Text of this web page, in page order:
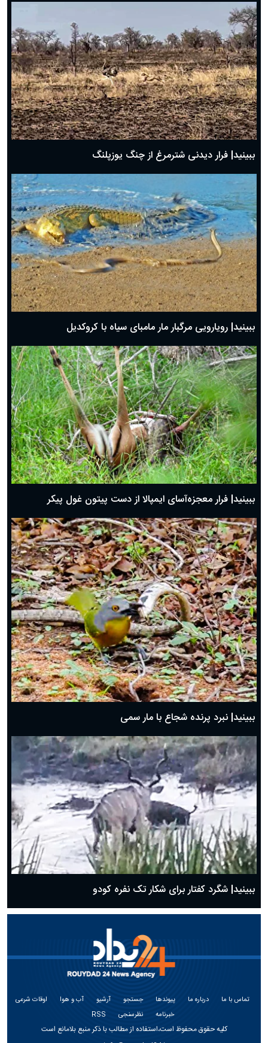
ببینید| فرار دیدنی شترمرغ از چنگ یوزپلنگ
ببینید| رویارویی مرگبار مار مامبای سیاه با کروکدیل
ببینید| فرار معجزه‌آسای ایمپالا از دست پیتون غول پیکر
ببینید| نبرد پرنده شجاع با مار سمی
ببینید| شگرد کفتار برای شکار تک نفره کودو
تماس با ما درباره ما پیوندها جستجو آرشیو آب و هوا
اوقات شرعی
خبرنامه
نظرسنجی RSS
کلیه حقوق محفوظ است،استفاده از مطالب با ذکر منبع بلامانع است